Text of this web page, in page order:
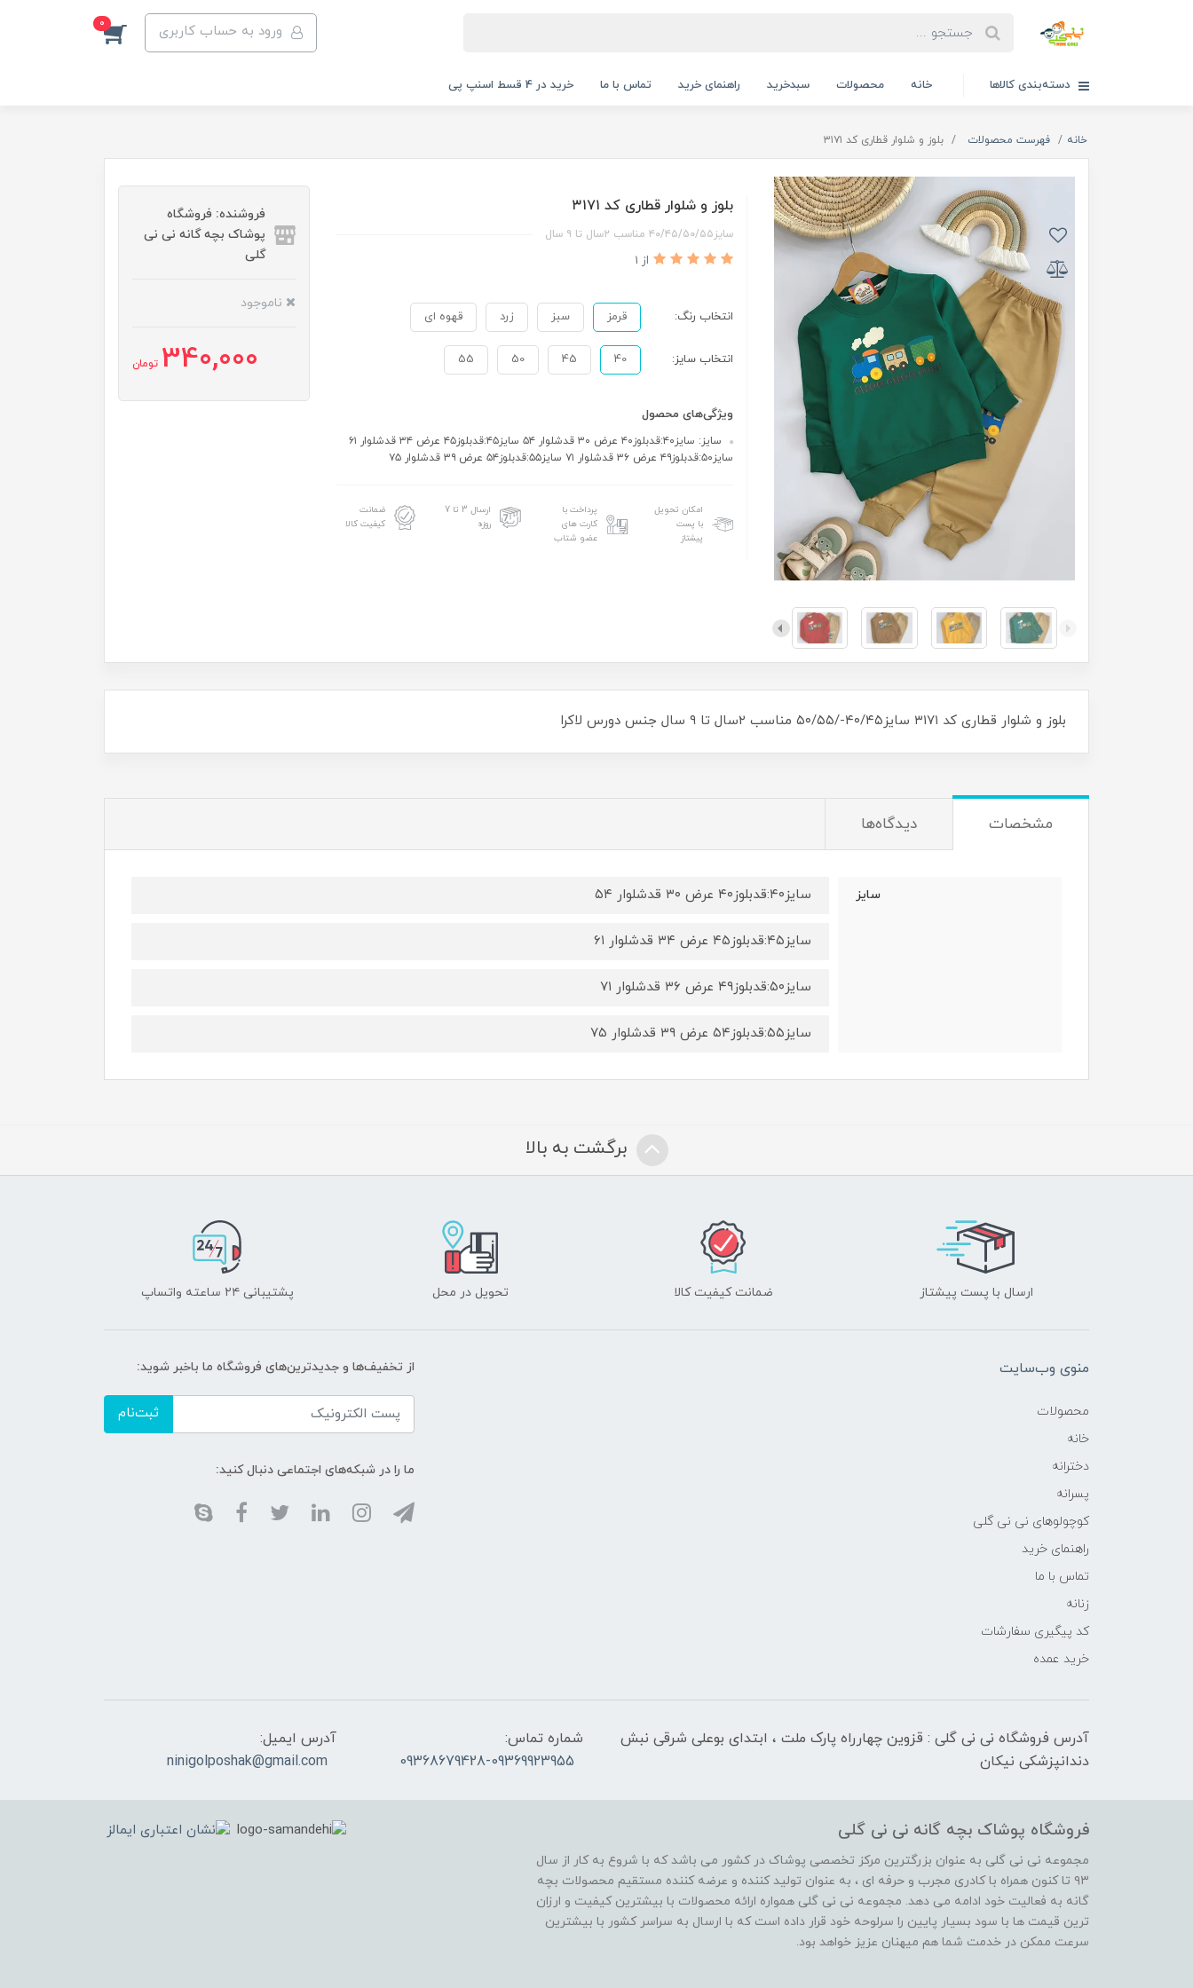
ورود به حساب کاربری 0
دسته‌بندی کالاها خانه محصولات سبدخرید راهنمای خرید تماس با ما خرید در 4 قسط اسنپ پی
خانه فهرست محصولات بلوز و شلوار قطاری کد ۳۱۷۱
بلوز و شلوار قطاری کد ۳۱۷۱
سایز۴۰/۴۵/۵۰/۵۵ مناسب ۲سال تا ۹ سال
از 1
انتخاب رنگ: قرمز سبز زرد قهوه ای
انتخاب سایز: 40
45
50
55
ویژگی‌های محصول
سایز: سایز۴۰:قدبلوز۴۰ عرض ۳۰ قدشلوار ۵۴ سایز۴۵:قدبلوز۴۵ عرض ۳۴ قدشلوار ۶۱
سایز۵۰:قدبلوز۴۹ عرض ۳۶ قدشلوار ۷۱ سایز۵۵:قدبلوز۵۴ عرض ۳۹ قدشلوار ۷۵
امکان تحویل
با پست
پیشتاز
پرداخت با
کارت های
عضو شتاب
ارسال 3 تا 7
روزه
ضمانت
کیفیت کالا
فروشنده: فروشگاه
پوشاک بچه گانه نی نی
گلی
ناموجود
340,000 تومان
بلوز و شلوار قطاری کد ۳۱۷۱ سایز۴۰/۴۵-/۵۰/۵۵ مناسب ۲سال تا ۹ سال جنس دورس لاکرا
مشخصات دیدگاه‌ها
سایز سایز۴۰:قدبلوز۴۰ عرض ۳۰ قدشلوار ۵۴
سایز۴۵:قدبلوز۴۵ عرض ۳۴ قدشلوار ۶۱
سایز۵۰:قدبلوز۴۹ عرض ۳۶ قدشلوار ۷۱
سایز۵۵:قدبلوز۵۴ عرض ۳۹ قدشلوار ۷۵
برگشت به بالا
ارسال با پست پیشتاز ضمانت کیفیت کالا تحویل در محل پشتیبانی ۲۴ ساعته واتساپ
منوی وب‌سایت
محصولات
خانه
دخترانه
پسرانه
کوچولوهای نی نی گلی
راهنمای خرید
تماس با ما
زنانه
کد پیگیری سفارشات
خرید عمده
از تخفیف‌ها و جدیدترین‌های فروشگاه ما باخبر شوید:
ثبت‌نام
ما را در شبکه‌های اجتماعی دنبال کنید:
آدرس فروشگاه نی نی گلی : قزوین چهارراه پارک ملت ، ابتدای بوعلی شرقی نبش
دندانپزشکی نیکان
شماره تماس:
09368679428-09369923955
آدرس ایمیل:
ninigolposhak@gmail.com
فروشگاه پوشاک بچه گانه نی نی گلی
مجموعه نی نی گلی به عنوان بزرگترین مرکز تخصصی پوشاک در کشور می باشد که با شروع به کار از سال
۹۳ تا کنون همراه با کادری مجرب و حرفه ای ، به عنوان تولید کننده و عرضه کننده مستقیم محصولات بچه
گانه به فعالیت خود ادامه می دهد. مجموعه نی نی گلی همواره ارائه محصولات با بیشترین کیفیت و ارزان
ترین قیمت ها با سود بسیار پایین را سرلوحه خود قرار داده است که با ارسال به سراسر کشور با بیشترین
سرعت ممکن در خدمت شما هم میهنان عزیز خواهد بود.